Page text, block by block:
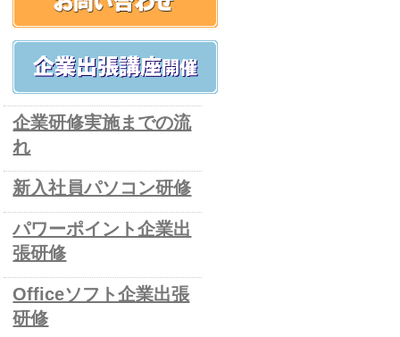
企業研修実施までの流
れ
新入社員パソコン研修
パワーポイント企業出
張研修
Officeソフト企業出張
研修